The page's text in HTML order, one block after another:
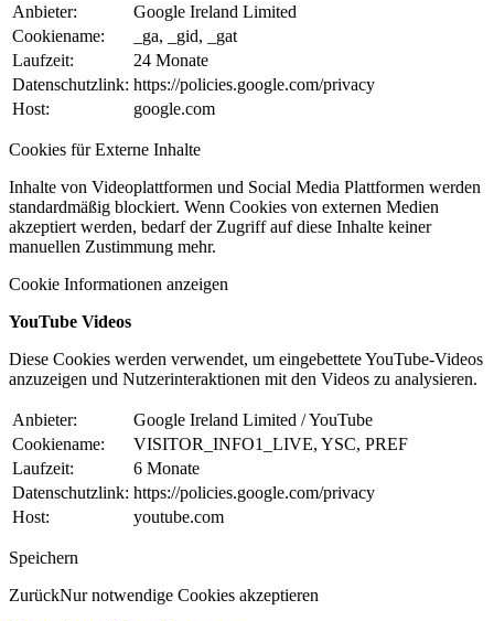
Anbieter:
Google Ireland Limited
Cookiename:
_ga, _gid, _gat
Laufzeit:
24 Monate
Datenschutzlink: https://policies.google.com/privacy
Host:
google.com
Cookies für Externe Inhalte
Inhalte von Videoplattformen und Social Media Plattformen werden
standardmäßig blockiert. Wenn Cookies von externen Medien
akzeptiert werden, bedarf der Zugriff auf diese Inhalte keiner
manuellen Zustimmung mehr.
Cookie Informationen anzeigen
YouTube Videos
Diese Cookies werden verwendet, um eingebettete YouTube-Videos
anzuzeigen und Nutzerinteraktionen mit den Videos zu analysieren.
Anbieter:
Google Ireland Limited / YouTube
Cookiename:
VISITOR_INFO1_LIVE, YSC, PREF
Laufzeit:
6 Monate
Datenschutzlink: https://policies.google.com/privacy
Host:
youtube.com
Speichern
ZurückNur notwendige Cookies akzeptieren